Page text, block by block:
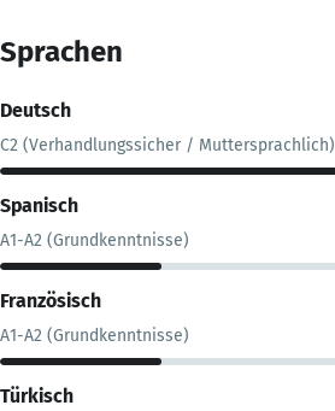
Sprachen
Deutsch
C2 (Verhandlungssicher / Muttersprachlich)
Spanisch
A1-A2 (Grundkenntnisse)
Französisch
A1-A2 (Grundkenntnisse)
Türkisch